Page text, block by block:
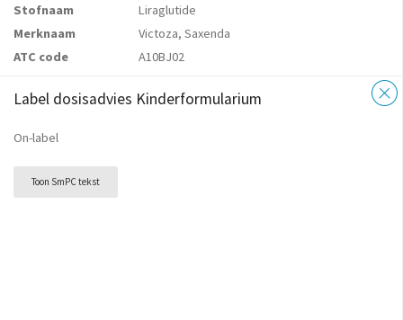
Stofnaam
Liraglutide
Merknaam
Victoza, Saxenda
ATC code
A10BJ02
Label dosisadvies Kinderformularium
On-label
Toon SmPC tekst